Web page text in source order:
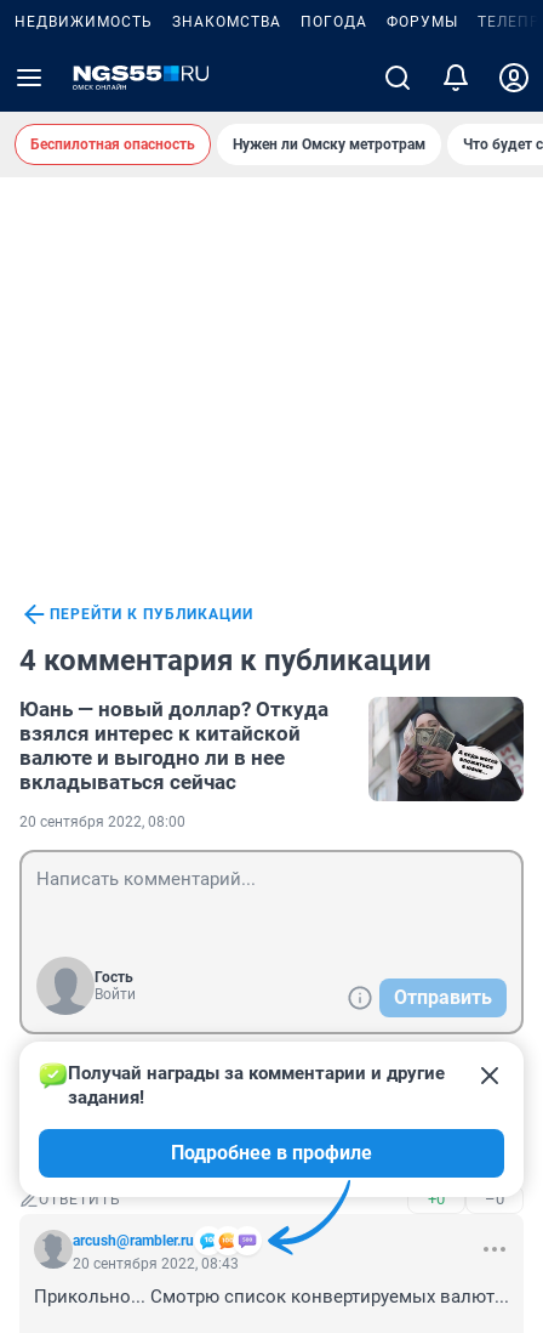
НЕДВИЖИМОСТЬ ЗНАКОМСТВА ПОГОДА ФОРУМЫ
Беспилотная опасность Нужен ли Омску метротрам Что будет
ПЕРЕЙТИ К ПУБЛИКАЦИИ
4 комментария к публикации
Юань — новый доллар? Откуда
взялся интерес к китайской
валюте и выгодно ли в нее
вкладываться сейчас
20 сентября 2022, 08:00
Гость
Войти
Отправить
Гость
20 сентября 2022, 18:22
Курс юаня устанавливается так же как курс рубля в
настоящее время. Возможны сюрпризы ☝️
ОТВЕТИТЬ +0 –0
arcush@rambler.ru
Получай награды за комментарии и другие
задания!
Подробнее в профиле
20 сентября 2022, 08:43
Прикольно... Смотрю список конвертируемых валют...